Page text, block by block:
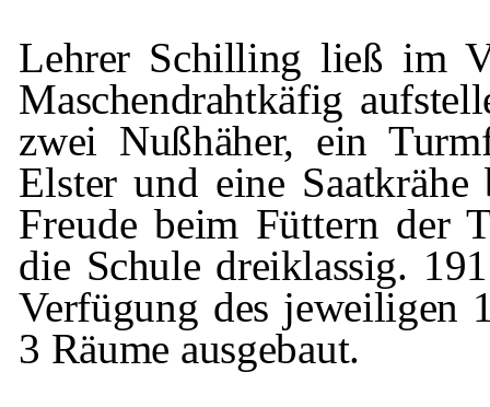
Lehrer Schilling ließ im
Maschendrahtkäfig
zwei Nußhäher, ein Turm­
Elster und eine
Freude beim Füttern der
die Schule dreiklassig.
Verfügung des jeweiligen
3 Räume ausgebaut.